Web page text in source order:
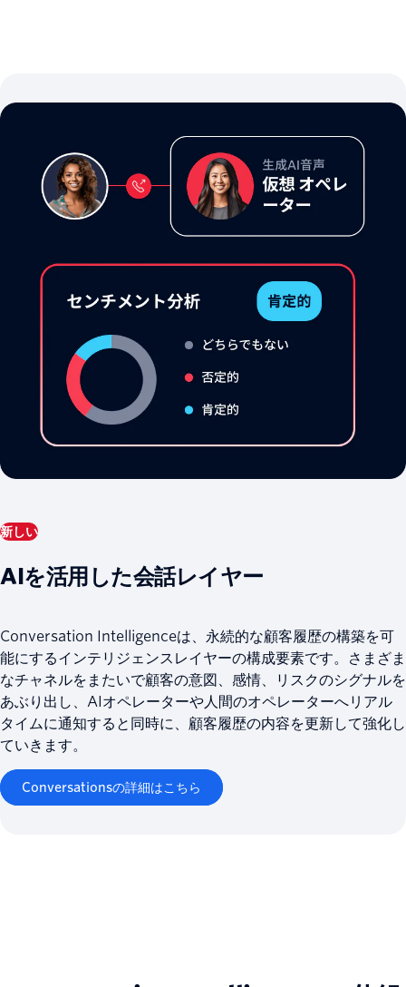
新しい
AIを活用した会話レイヤー
Conversation Intelligenceは、永続的な顧客履歴の構築を可
能にするインテリジェンスレイヤーの構成要素です。さまざま
なチャネルをまたいで顧客の意図、感情、リスクのシグナルを
あぶり出し、AIオペレーターや人間のオペレーターへリアル
タイムに通知すると同時に、顧客履歴の内容を更新して強化し
ていきます。
Conversationsの詳細はこちら